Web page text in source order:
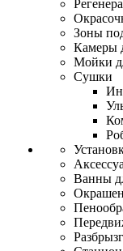
Зоны
Камеры
Мойки
Сушки
Ванны